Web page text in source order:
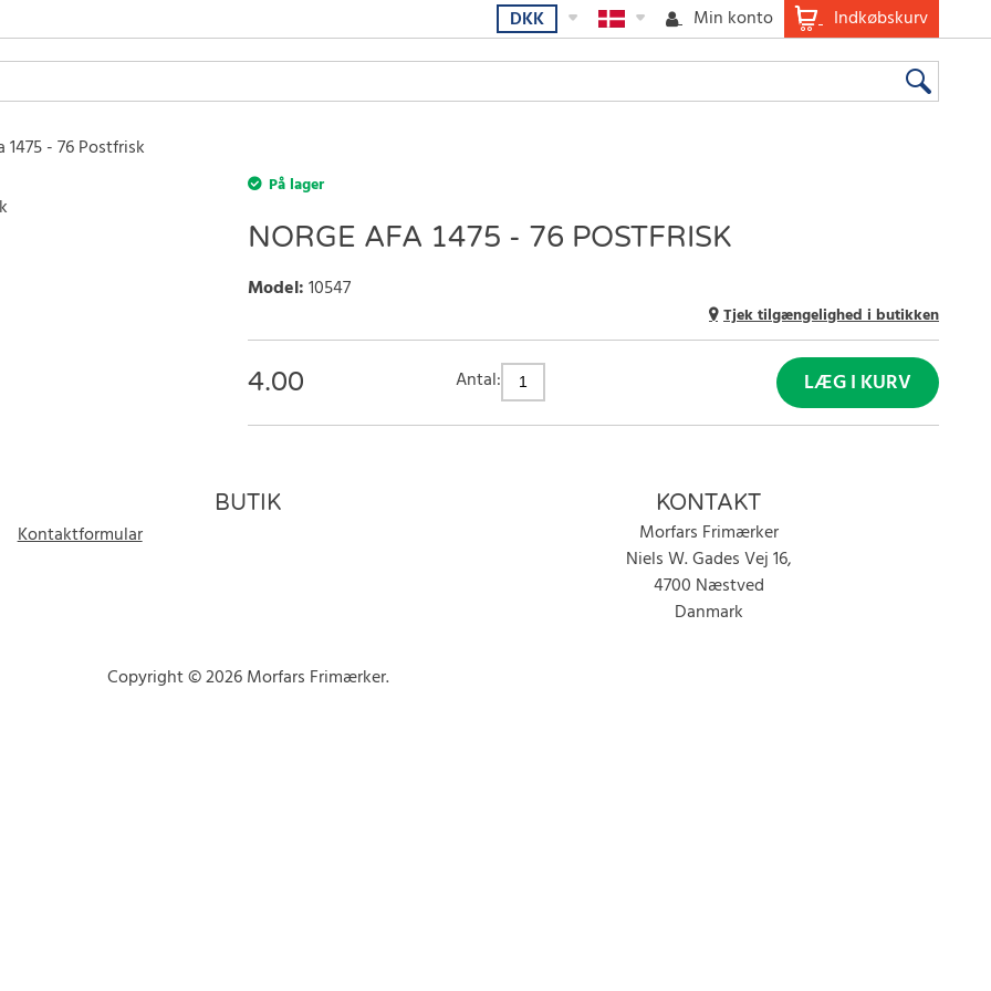
Indkøbskurv
Min konto
DKK
1475 - 76 Postfrisk
På lager
NORGE AFA 1475 - 76 POSTFRISK
Model:10547
Tjek tilgængelighed i butikken
4.00 Antal: LÆG I KURV
BUTIK
Kontaktformular
KONTAKT
Morfars Frimærker
Niels W. Gades Vej 16,
4700 Næstved
Danmark
Copyright © 2026 Morfars Frimærker.